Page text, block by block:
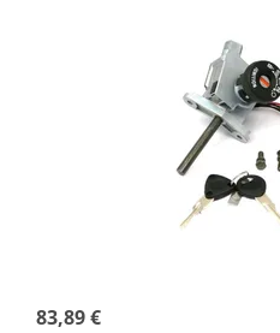
83,89 €